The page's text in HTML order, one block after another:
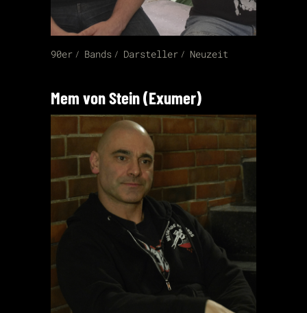
90er Bands Darsteller Neuzeit
Mem von Stein (Exumer)